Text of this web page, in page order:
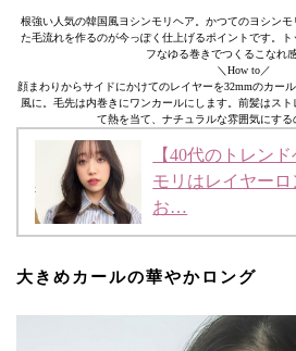
根強い人気の韓国風ヨシンモリヘア。かつてのヨシン
た毛流れを作るのが今っぽく仕上げるポイントです。
フなゆる巻きでつくるこなれ
＼How to／
顔まわりからサイドにかけてのレイヤーを32mmのカー
風に。毛先は内巻きにワンカールにします。前髪はス
て熱を当て、ナチュラルな雰囲気にする
【40代のトレン
モリはレイヤー
お…
大きめカールの華やかロング